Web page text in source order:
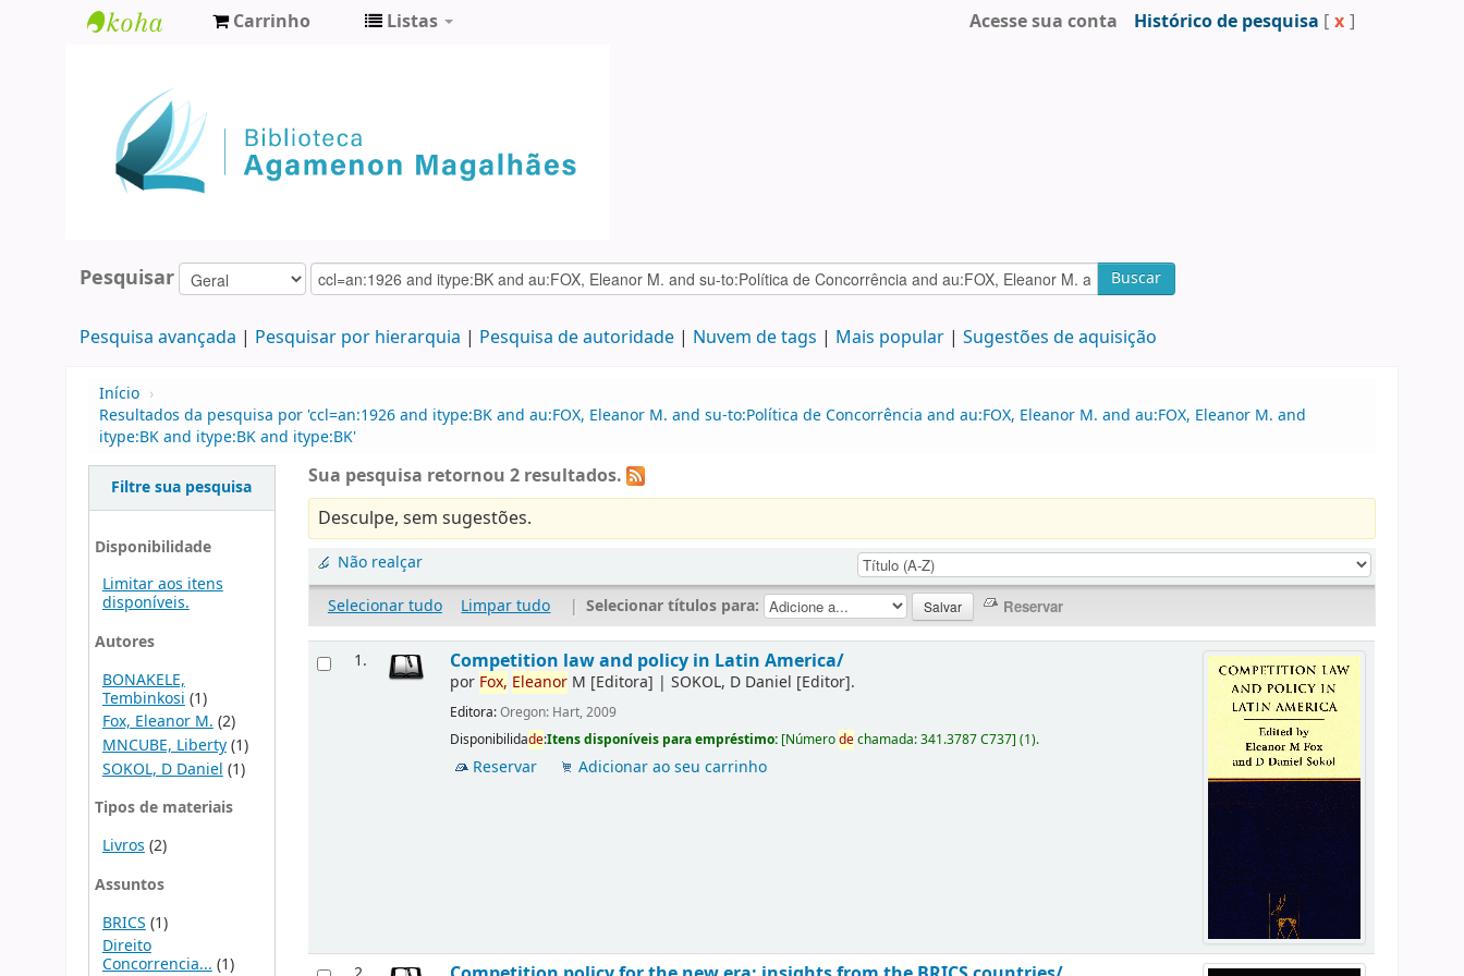
Agamenon
Magalhães
Carrinho Listas Acesse sua conta Histórico de pesquisa [ x ]
Pesquisar Buscar
Pesquisa avançada Pesquisar por hierarquia Pesquisa de autoridade Nuvem de tags Mais popular Sugestões de aquisição
Início ›
Resultados da pesquisa por 'ccl=an:1926 and itype:BK and au:FOX, Eleanor M. and su-to:Política de Concorrência and au:FOX, Eleanor M. and au:FOX, Eleanor M. and
itype:BK and itype:BK and itype:BK'
Filtre sua pesquisa
Disponibilidade
Limitar aos itens
disponíveis.
Autores
BONAKELE,
Tembinkosi (1)
Fox, Eleanor M.(2)
MNCUBE, Liberty(1)
SOKOL, D Daniel (1)
Tipos de materiais
Livros (2)
Assuntos
BRICS (1)
Direito
Concorrencia...(1)
Sua pesquisa retornou 2 resultados.
Desculpe, sem sugestões.
Não realçar
Selecionar tudo
Limpar tudo | Selecionar títulos para:
1. Competition law and policy in Latin America/
por Fox, Eleanor M [Editora] |SOKOL, D Daniel [Editor].
Editora:Oregon: Hart, 2009
Disponibilidade:Itens disponíveis para empréstimo: [Númerodechamada:341.3787 C737](1).
Reservar Adicionar ao seu carrinho